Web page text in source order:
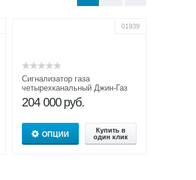
01939
Сигнализатор газа
четырехканальный Джин-Газ
ГСБ-3М-07
204 000 руб.
ОПЦИИ
Купить в
один клик